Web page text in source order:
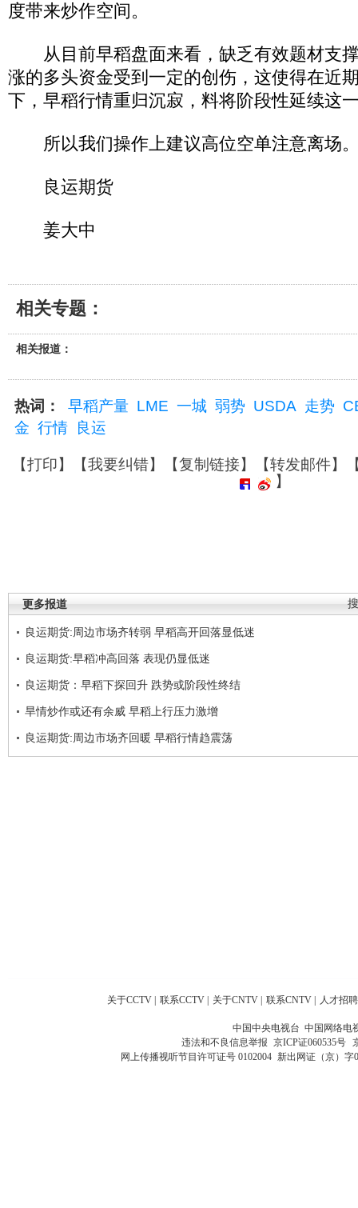
度带来炒作空间。
从目前早稻盘面来看，缺乏有效题材支
涨的多头资金受到一定的创伤，这使得在近
下，早稻行情重归沉寂，料将阶段性延续这
所以我们操作上建议高位空单注意离场
良运期货
姜大中
相关专题：
相关报道：
热词： 早稻产量 LME 一城 弱势 USDA 走势
金 行情 良运
【打印】【我要纠错】【复制链接】【转发邮件】
】
更多报道
良运期货:周边市场齐转弱 早稻高开回落显低迷
良运期货:早稻冲高回落 表现仍显低迷
良运期货：早稻下探回升 跌势或阶段性终结
旱情炒作或还有余威 早稻上行压力激增
良运期货:周边市场齐回暖 早稻行情趋震荡
关于CCTV 联系CCTV 关于CNTV 联系CNTV 人才招聘
中国中央电视台 中国网络电
违法和不良信息举报 京ICP证060535号
网上传播视听节目许可证号 0102004 新出网证（京）